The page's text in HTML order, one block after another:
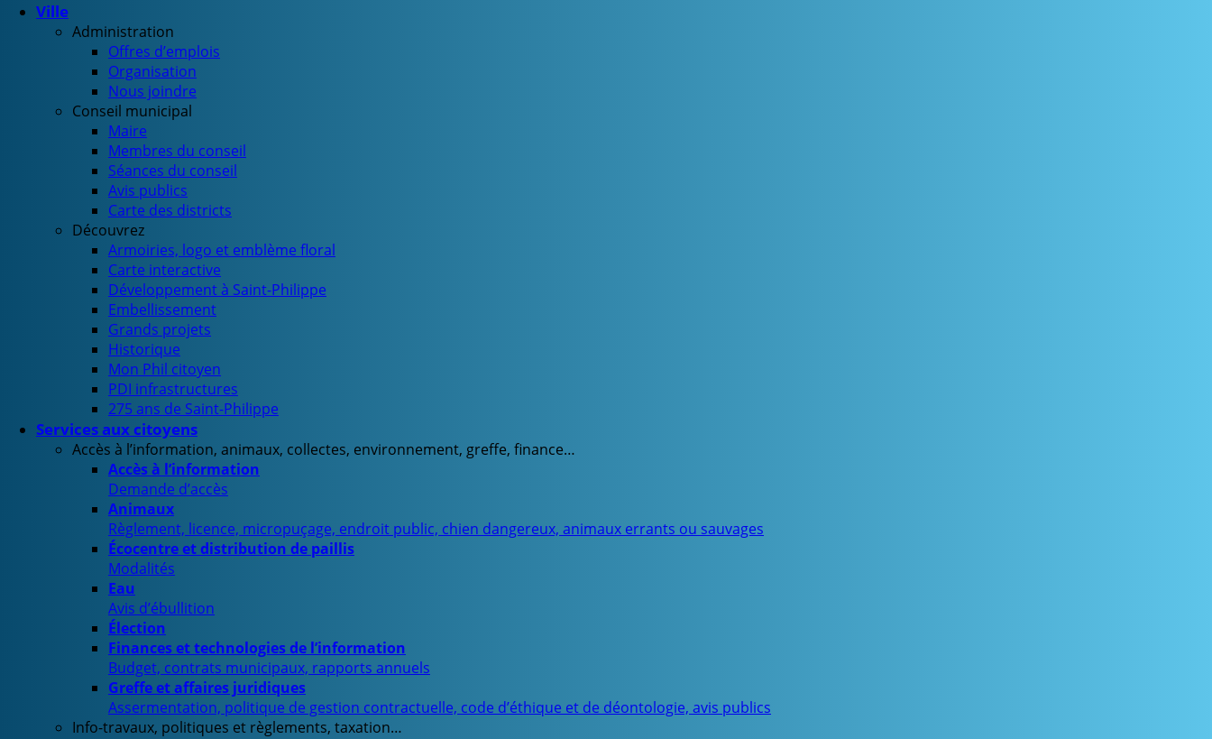
Ville
Administration
Offres d’emplois
Organisation
Nous joindre
Conseil municipal
Maire
Membres du conseil
Séances du conseil
Avis publics
Carte des districts
Découvrez
Armoiries, logo et emblème floral
Carte interactive
Développement à Saint-Philippe
Embellissement
Grands projets
Historique
Mon Phil citoyen
PDI infrastructures
275 ans de Saint-Philippe
Services aux citoyens
Accès à l’information, animaux, collectes, environnement, greffe, finance…
Accès à l’information
Demande d’accès
Animaux
Règlement, licence, micropuçage, endroit public, chien dangereux, animaux errants ou sauvages
Écocentre et distribution de paillis
Modalités
Eau
Avis d’ébullition
Élection
Finances et technologies de l’information
Budget, contrats municipaux, rapports annuels
Greffe et affaires juridiques
Assermentation, politique de gestion contractuelle, code d’éthique et de déontologie, avis publics
Info-travaux, politiques et règlements, taxation…